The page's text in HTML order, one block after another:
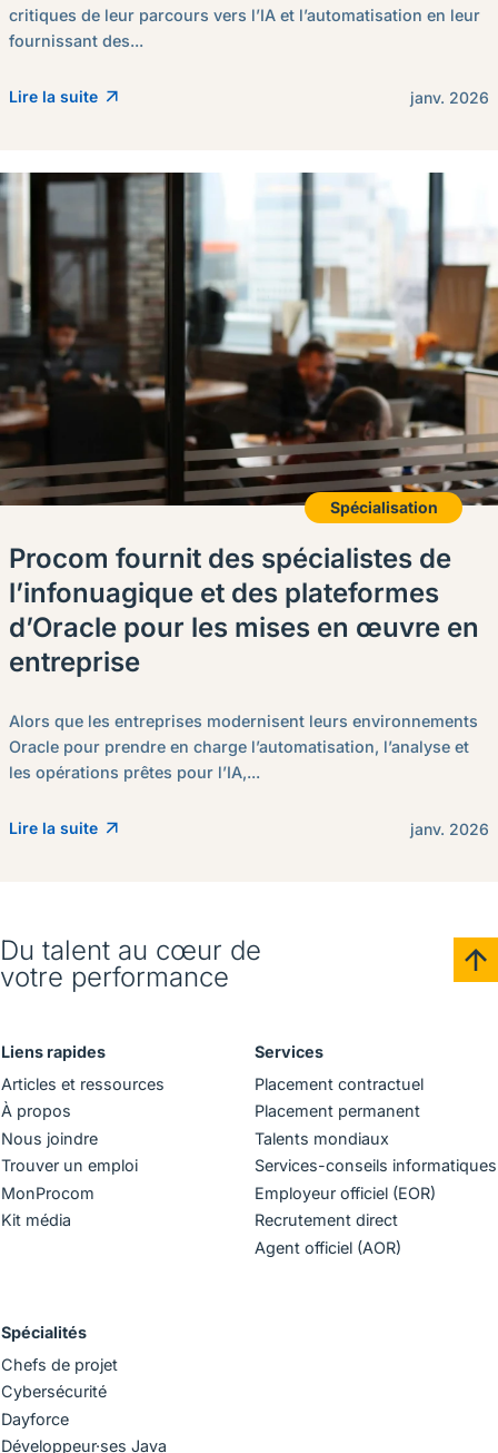
critiques de leur parcours vers l’IA et l’automatisation en leur
fournissant des...
Lire la suite janv. 2026
Spécialisation
Procom fournit des spécialistes de
l’infonuagique et des plateformes
d’Oracle pour les mises en œuvre en
entreprise
Alors que les entreprises modernisent leurs environnements
Oracle pour prendre en charge l’automatisation, l’analyse et
les opérations prêtes pour l’IA,...
Lire la suite janv. 2026
Du talent au cœur de
votre performance
Liens rapides
Articles et ressources
À propos
Nous joindre
Trouver un emploi
MonProcom
Kit média
Services
Placement contractuel
Placement permanent
Talents mondiaux
Services-conseils informatiques
Employeur officiel (EOR)
Recrutement direct
Agent officiel (AOR)
Spécialités
Chefs de projet
Cybersécurité
Dayforce
Développeur·ses Java